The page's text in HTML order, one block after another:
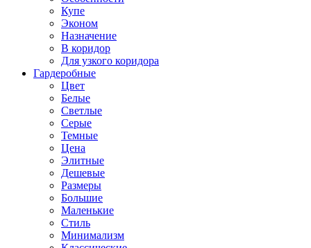
Купе
Эконом
Назначение
В коридор
Для узкого коридора
Гардеробные
Цвет
Белые
Светлые
Серые
Темные
Цена
Элитные
Дешевые
Размеры
Большие
Маленькие
Стиль
Минимализм